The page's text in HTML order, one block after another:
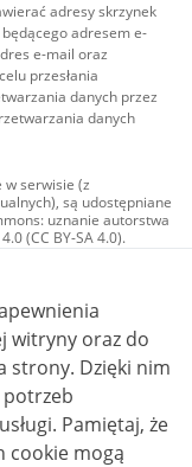
adresy skrzynek
adresem e-
e-mail oraz
przesłania
danych przez
danych
serwisie (z
są udostępniane
uznanie autorstwa
(CC BY-SA 4.0).
zdjęcia, materiały
na licencji typu
użycie
4.0 (CC BY-
inaczej.
witryny oraz do
nim
że
cookie mogą